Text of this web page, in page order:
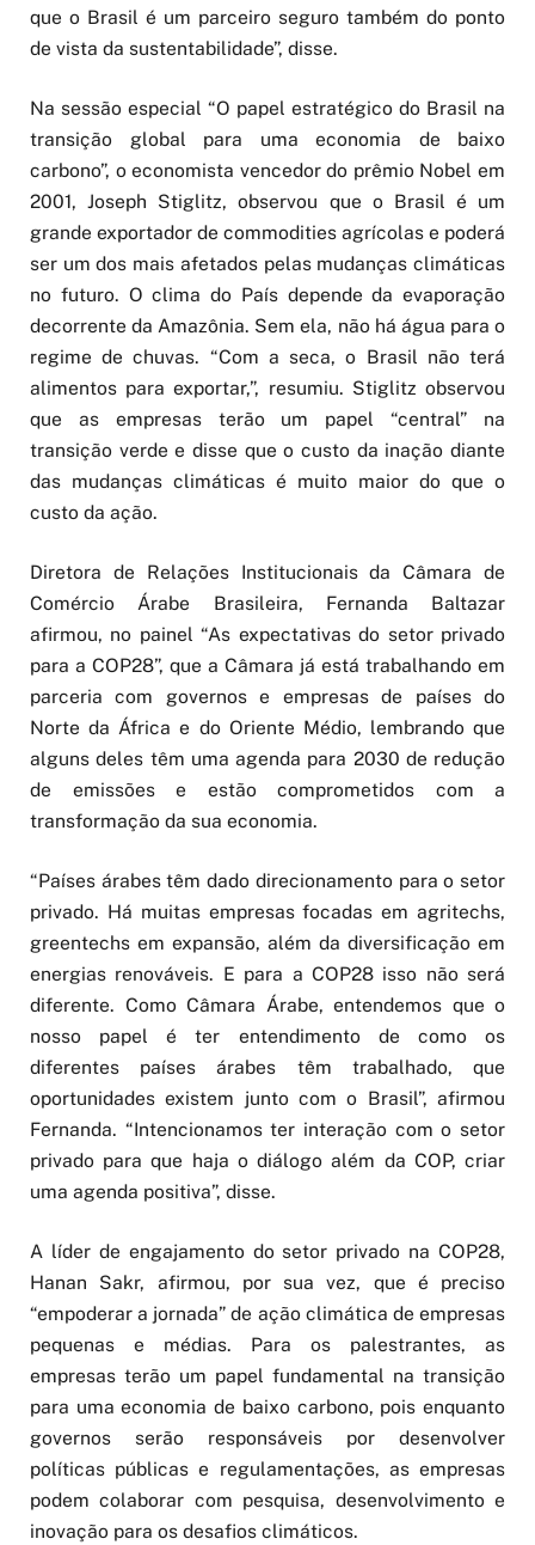
que o Brasil é um parceiro seguro também do ponto
de vista da sustentabilidade”, disse.
Na sessão especial “O papel estratégico do Brasil na
transição global para uma economia de baixo
carbono”, o economista vencedor do prêmio Nobel em
2001, Joseph Stiglitz, observou que o Brasil é um
grande exportador de commodities agrícolas e poderá
ser um dos mais afetados pelas mudanças climáticas
no futuro. O clima do País depende da evaporação
decorrente da Amazônia. Sem ela, não há água para o
regime de chuvas. “Com a seca, o Brasil não terá
alimentos para exportar,”, resumiu. Stiglitz observou
que as empresas terão um papel “central” na
transição verde e disse que o custo da inação diante
das mudanças climáticas é muito maior do que o
custo da ação.
Diretora de Relações Institucionais da Câmara de
Comércio Árabe Brasileira, Fernanda Baltazar
afirmou, no painel “As expectativas do setor privado
para a COP28”, que a Câmara já está trabalhando em
parceria com governos e empresas de países do
Norte da África e do Oriente Médio, lembrando que
alguns deles têm uma agenda para 2030 de redução
de emissões e estão comprometidos com a
transformação da sua economia.
“Países árabes têm dado direcionamento para o setor
privado. Há muitas empresas focadas em agritechs,
greentechs em expansão, além da diversificação em
energias renováveis. E para a COP28 isso não será
diferente. Como Câmara Árabe, entendemos que o
nosso papel é ter entendimento de como os
diferentes países árabes têm trabalhado, que
oportunidades existem junto com o Brasil”, afirmou
Fernanda. “Intencionamos ter interação com o setor
privado para que haja o diálogo além da COP, criar
uma agenda positiva”, disse.
A líder de engajamento do setor privado na COP28,
Hanan Sakr, afirmou, por sua vez, que é preciso
“empoderar a jornada” de ação climática de empresas
pequenas e médias. Para os palestrantes, as
empresas terão um papel fundamental na transição
para uma economia de baixo carbono, pois enquanto
governos serão responsáveis por desenvolver
políticas públicas e regulamentações, as empresas
podem colaborar com pesquisa, desenvolvimento e
inovação para os desafios climáticos.